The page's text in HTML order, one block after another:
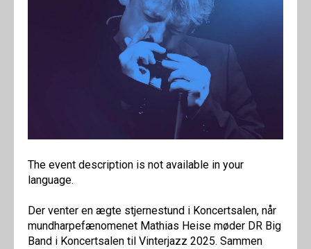
The event description is not available in your
language.
Der venter en ægte stjernestund i Koncertsalen, når
mundharpefænomenet Mathias Heise møder DR Big
Band i Koncertsalen til Vinterjazz 2025. Sammen